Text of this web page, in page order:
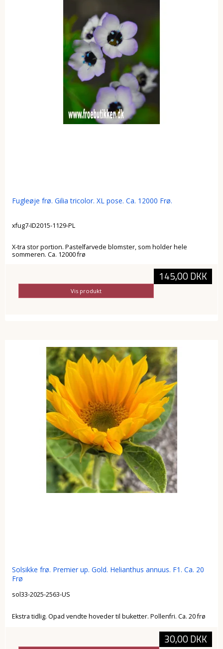
Fugleøje frø. Gilia tricolor. XL pose. Ca. 12000 Frø.
xfug7-ID2015-1129-PL
X-tra stor portion. Pastelfarvede blomster, som holder hele
sommeren. Ca. 12000 frø
145,00 DKK
Vis produkt
Solsikke frø. Premier up. Gold. Helianthus annuus. F1. Ca. 20
Frø
sol33-2025-2563-US
Ekstra tidlig. Opad vendte hoveder til buketter. Pollenfri. Ca. 20 frø
30,00 DKK